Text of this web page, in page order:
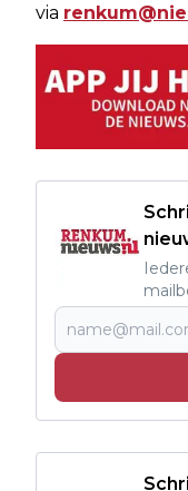
via